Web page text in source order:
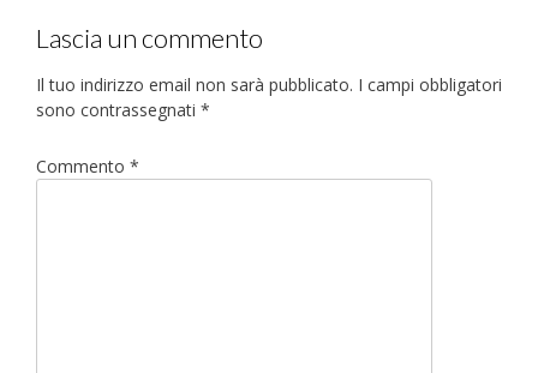
Lascia un commento
Il tuo indirizzo email non sarà pubblicato. I campi obbligatori
sono contrassegnati *
Commento *